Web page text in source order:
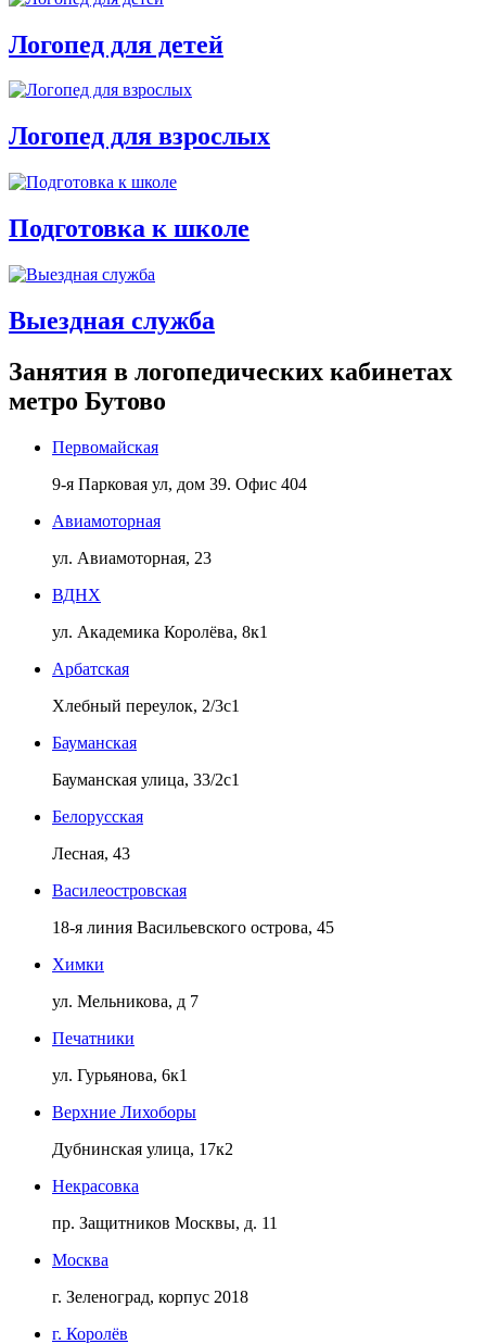
Логопед для детей
Логопед для взрослых
Подготовка к школе
Выездная служба
Занятия в логопедических кабинетах
метро Бутово
Первомайская
9-я Парковая ул, дом 39. Офис 404
Авиамоторная
ул. Авиамоторная, 23
ВДНХ
ул. Академика Королёва, 8к1
Арбатская
Хлебный переулок, 2/3с1
Бауманская
Бауманская улица, 33/2с1
Белорусская
Лесная, 43
Василеостровская
18-я линия Васильевского острова, 45
Химки
ул. Мельникова, д 7
Печатники
ул. Гурьянова, 6к1
Верхние Лихоборы
Дубнинская улица, 17к2
Некрасовка
пр. Защитников Москвы, д. 11
Москва
г. Зеленоград, корпус 2018
г. Королёв